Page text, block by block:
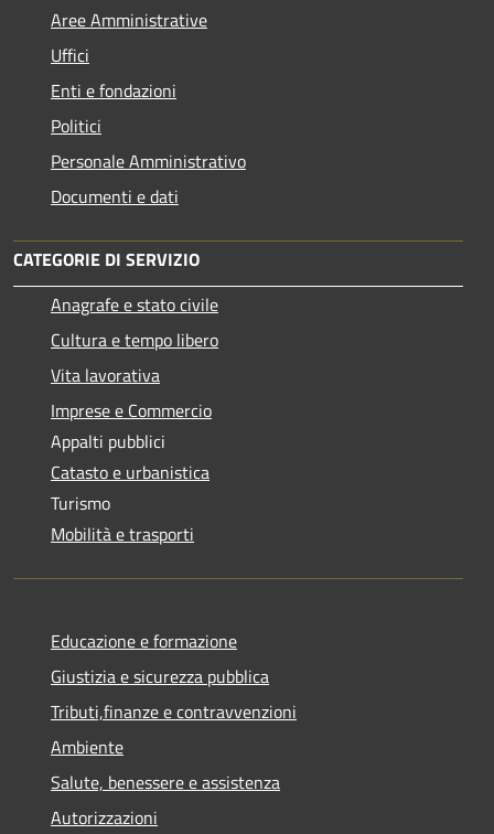
Aree Amministrative
Uffici
Enti e fondazioni
Politici
Personale Amministrativo
Documenti e dati
CATEGORIE DI SERVIZIO
Anagrafe e stato civile
Cultura e tempo libero
Vita lavorativa
Imprese e Commercio
Appalti pubblici
Catasto e urbanistica
Turismo
Mobilità e trasporti
Educazione e formazione
Giustizia e sicurezza pubblica
Tributi,finanze e contravvenzioni
Ambiente
Salute, benessere e assistenza
Autorizzazioni